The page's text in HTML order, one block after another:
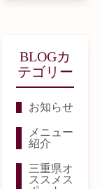
BLOGカ
テゴリー
お知らせ
メニュー
紹介
三重県オ
ススメス